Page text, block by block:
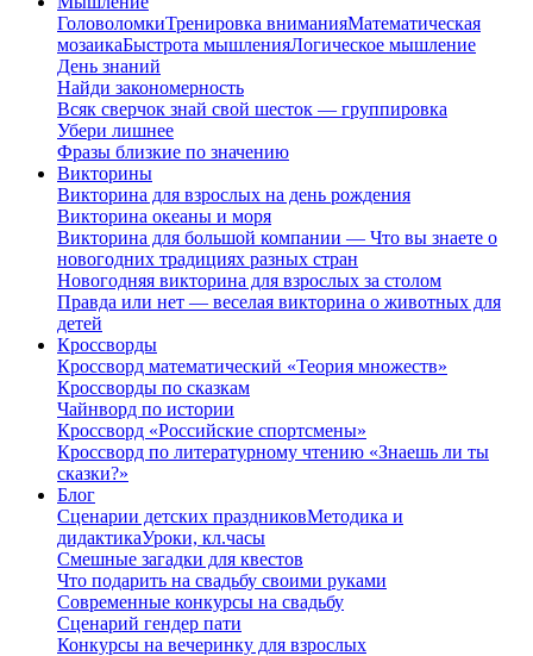
ГоловоломкиТренировка вниманияМатематическая
мозаикаБыстрота мышленияЛогическое мышление
День знаний
Найди закономерность
Всяк сверчок знай свой шесток — группировка
Убери лишнее
Фразы близкие по значению
Викторины
Викторина для взрослых на день рождения
Викторина океаны и моря
Викторина для большой компании — Что вы знаете о
новогодних традициях разных стран
Новогодняя викторина для взрослых за столом
Правда или нет — веселая викторина о животных для
детей
Кроссворды
Кроссворд математический «Теория множеств»
Кроссворды по сказкам
Чайнворд по истории
Кроссворд «Российские спортсмены»
Кроссворд по литературному чтению «Знаешь ли ты
сказки?»
Блог
Сценарии детских праздниковМетодика и
дидактикаУроки, кл.часы
Смешные загадки для квестов
Что подарить на свадьбу своими руками
Современные конкурсы на свадьбу
Сценарий гендер пати
Конкурсы на вечеринку для взрослых